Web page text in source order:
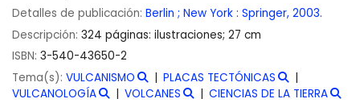
Detalles de publicación: Berlin ; New York : Springer, 2003.
Descripción: 324 páginas: ilustraciones; 27 cm
ISBN: 3-540-43650-2
Tema(s): VULCANISMO
PLACAS TECTÓNICAS
VULCANOLOGÍA
VOLCANES
CIENCIAS DE LA TIERRA